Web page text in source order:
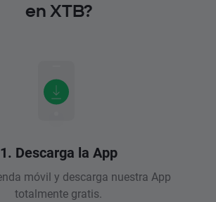
en XTB?
1. Descarga la App
móvil y descarga nuestra App
totalmente gratis.